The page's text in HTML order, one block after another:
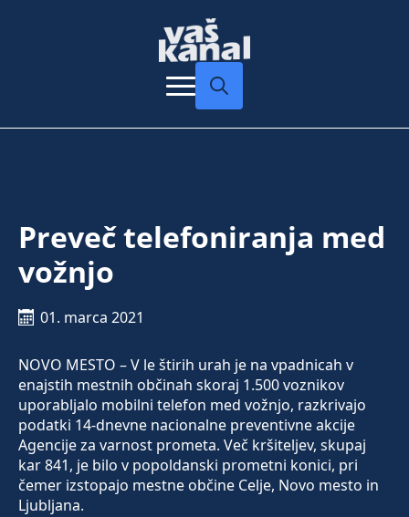
Preveč telefoniranja med
vožnjo
01. marca 2021
NOVO MESTO – V le štirih urah je na vpadnicah v
enajstih mestnih občinah skoraj 1.500 voznikov
uporabljalo mobilni telefon med vožnjo, razkrivajo
podatki 14-dnevne nacionalne preventivne akcije
Agencije za varnost prometa. Več kršiteljev, skupaj
kar 841, je bilo v popoldanski prometni konici, pri
čemer izstopajo mestne občine Celje, Novo mesto in
Ljubljana.